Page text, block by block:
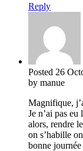
Reply
Posted 26
by manue
Magnifique,
Je n’ai pas
alors, rendre
on s’habille
bonne journée